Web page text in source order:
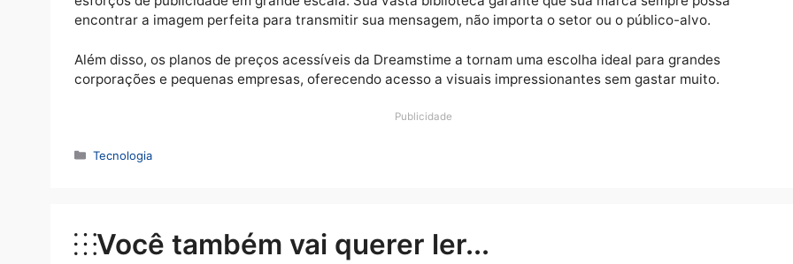
poderosas, combiná-las com gráficos originais, vídeos e conteúdo gerado pelo usuário pode criar
marketing mais dinâmico e envolvente.
esforços de publicidade em grande escala. Sua vasta biblioteca garante que sua marca sempre
encontrar a imagem perfeita para transmitir sua mensagem, não importa o setor ou o público-alvo.